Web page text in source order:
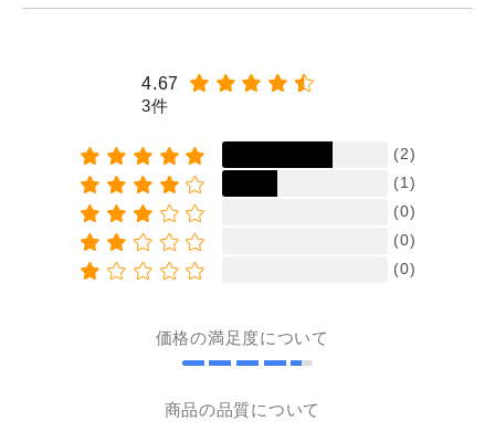
4.67
3件
(2)
(1)
(0)
(0)
(0)
価格の満足度について
商品の品質について